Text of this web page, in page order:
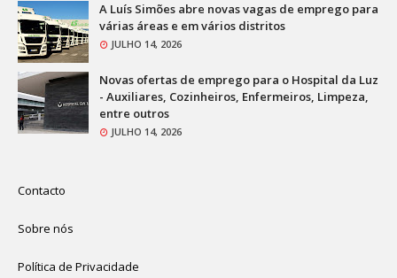
A Luís Simões abre novas vagas de emprego para
várias áreas e em vários distritos
JULHO 14, 2026
Novas ofertas de emprego para o Hospital da Luz
- Auxiliares, Cozinheiros, Enfermeiros, Limpeza,
entre outros
JULHO 14, 2026
Contacto
Sobre nós
Política de Privacidade